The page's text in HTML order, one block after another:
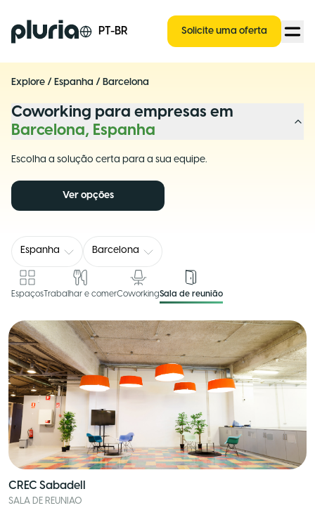
Logo Pluria PT-BR Solicite uma oferta
Explore / Espanha / Barcelona
Coworking para empresas em
Barcelona, Espanha
Escolha a solução certa para a sua equipe.
Ver opções
Espanha Barcelona
EspaçosTrabalhar e comerCoworkingSala de reunião
CREC Sabadell
SALA DE REUNIAO